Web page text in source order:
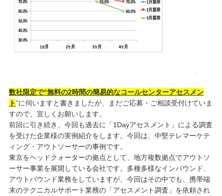
数社限定で“無料の2時間の簡易的なコールセンターアセスメン
ト”に伺いますと書きましたが、まだご応募・ご相談受付けていま
すので、宜しくお願いします。
前回に引き続き、今回も過去に「1Dayアセスメント」による調査
を受けた企業様の実例紹介をします。今回は、中堅テレマーケテ
ィング・アウトソーサーの事例です。
東京をヘッドクォーターの拠点として、地方複数拠点でアウトソ
ーサー事業を展開している会社です。多種多様なインバウンド、
アウトバウンド業務をしていますが、今回はその中でも、携帯端
末のテクニカルサポート業務の「アセスメント調査」を依頼され